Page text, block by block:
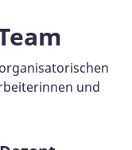
und